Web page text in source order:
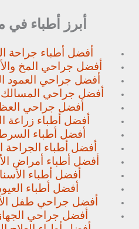
أبرز أطباء في
أفضل أطباء جراحة
أفضل جراحي المخ
أفضل جراحي العمود
أفضل جراحي المسالك
أفضل جراحي
أفضل أطباء زراعة
أفضل أطباء
أفضل أطباء الجراحة
أفضل أطباء أمراض
أفضل أطباء
أفضل أطباء
أفضل جراحي طفل
أفضل جراحي